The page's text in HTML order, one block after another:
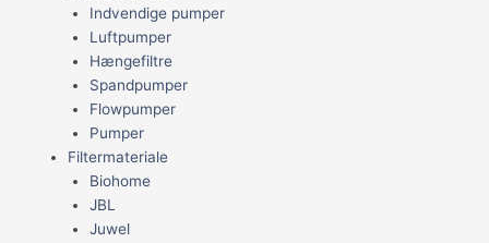
Indvendige pumper
Luftpumper
Hængefiltre
Spandpumper
Flowpumper
Pumper
Filtermateriale
Biohome
JBL
Juwel